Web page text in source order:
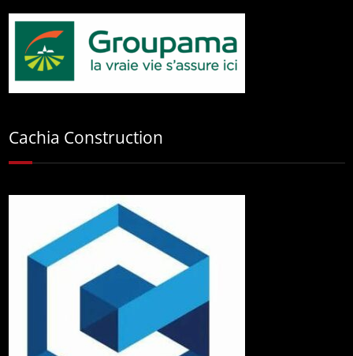
Cachia Construction